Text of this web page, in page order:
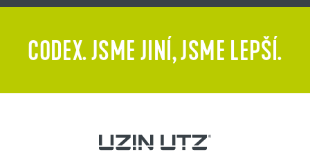
CODEX. JSME JINÍ, JSME LEPŠÍ.